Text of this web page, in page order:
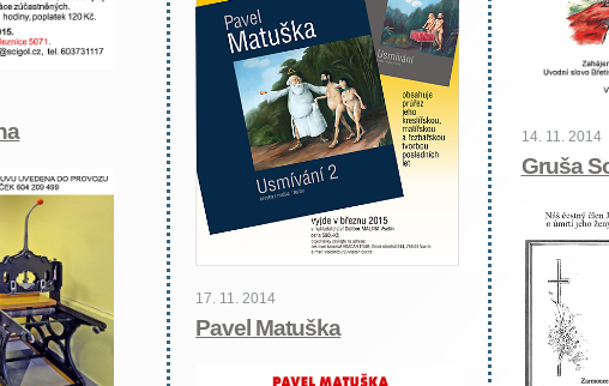
14. 11. 2014
Gruša
17. 11. 2014
Pavel Matuška